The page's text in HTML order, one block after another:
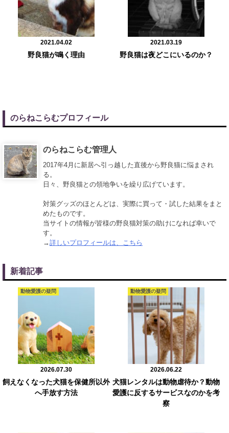
2021.04.02
野良猫が鳴く理由
2021.03.19
野良猫は夜どこにいるのか？
のらねこらむプロフィール
のらねこらむ管理人
2017年4月に新居へ引っ越した直後から野良猫に悩まされ
る。
日々、野良猫との領地争いを繰り広げています。
対策グッズのほとんどは、実際に買って・試した結果をまと
めたものです。
当サイトの情報が皆様の野良猫対策の助けになれば幸いで
す。
→詳しいプロフィールは、こちら
新着記事
動物愛護の疑問
2026.07.30
飼えなくなった犬猫を保健所以外
へ手放す方法
動物愛護の疑問
2026.06.22
犬猫レンタルは動物虐待か？動物
愛護に反するサービスなのかを考
察